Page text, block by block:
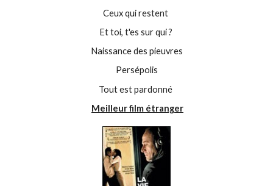
Ceux qui restent
Et toi, t'es sur qui ?
Naissance des pieuvres
Persépolis
Tout est pardonné
Meilleur film étranger